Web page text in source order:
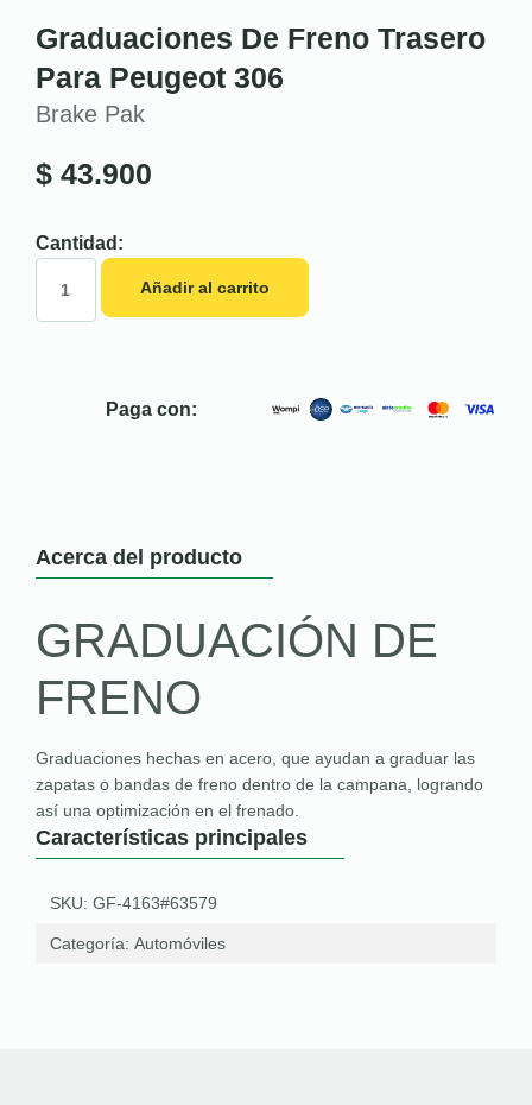
Graduaciones De Freno Trasero
Para Peugeot 306
Brake Pak
$ 43.900
Cantidad:
Añadir al carrito
Paga con:
Acerca del producto
GRADUACIÓN DE
FRENO
Graduaciones hechas en acero, que ayudan a graduar las
zapatas o bandas de freno dentro de la campana, logrando
así una optimización en el frenado.
Características principales
SKU: GF-4163#63579
Categoría: Automóviles